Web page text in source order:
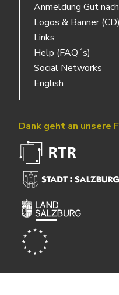
Anmeldung Gut
Logos & Banner (CD)
Links
Help (FAQ´s)
Social Networks
English
Dank geht an unsere